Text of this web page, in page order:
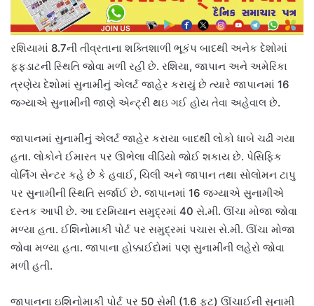
રશિયામાં 8.7ની તીવ્રતાના શક્તિશાળી ભૂકંપ બાદથી અનેક દેશોમાં
ફફડાટની સ્થિતિ જોવા મળી રહી છે. રશિયા, જાપાન અને અમેરિકા
ત્રણેય દેશોમાં સુનામીનું એલર્ટ જાહેર કરાયું છે ત્યારે જાપાનમાં 16
જગ્યાએ સુનામીની જાણે એન્ટ્રી થઇ ગઈ હોય તેવા અહેવાલ છે.
જાપાનમાં સુનામીનું એલર્ટ જાહેર કરાયા બાદથી લોકો ધાબે ચઢી ગયા
હતા. લોકોને ઈમારત પર ઊભેલા વીડિયો જોઈ શકાય છે. પેસિફિક
વોર્નિંગ સેન્ટર કહે છે કે હવાઈ, ચિલી અને જાપાન તથા સોલોમન ટાપુ
પર સુનામીની સ્થિતિ સર્જાઈ છે. જાપાનમાં 16 જગ્યાએ સુનામીએ
દસ્તક આપી છે. આ દરમિયાન સમુદ્રમાં 40 સે.મી. ઊંચા મોજા જોવા
મળ્યા હતા. ઈશિનોમાકી પોર્ટ પર સમુદ્રમાં પચાસ સે.મી. ઊંચા મોજા
જોવા મળ્યા હતા. જાપાના હોક્કાઈદોમાં પણ સુનામીની લહેરો જોવા
મળી હતી.
જાપાનના ઇશિનોમાકી પોર્ટ પર 50 સેમી (1.6 ફૂટ) ઊંચાઈની સુનામી